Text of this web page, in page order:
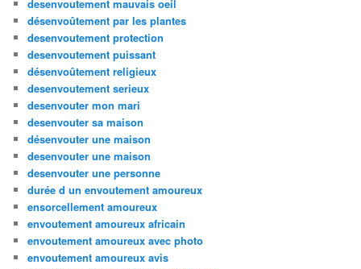
desenvoutement mauvais oeil
désenvoûtement par les plantes
desenvoutement protection
desenvoutement puissant
désenvoûtement religieux
desenvoutement serieux
desenvouter mon mari
desenvouter sa maison
désenvouter une maison
desenvouter une maison
desenvouter une personne
durée d un envoutement amoureux
ensorcellement amoureux
envoutement amoureux africain
envoutement amoureux avec photo
envoutement amoureux avis